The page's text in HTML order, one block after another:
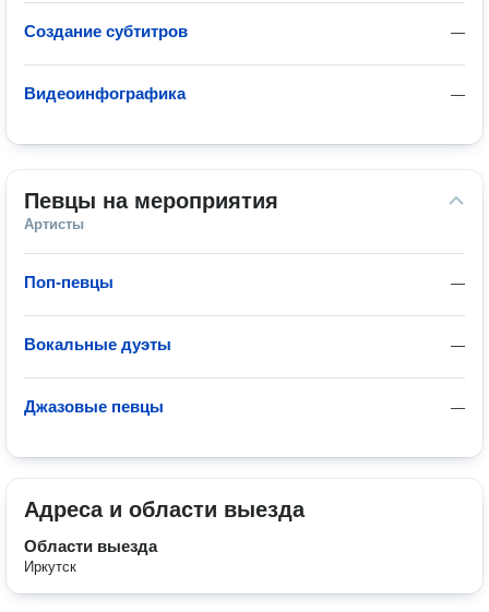
—
Создание субтитров
—
Видеоинфографика
Певцы на мероприятия
Артисты
—
Поп-певцы
—
Вокальные дуэты
—
Джазовые певцы
Адреса и области выезда
Области выезда
Иркутск